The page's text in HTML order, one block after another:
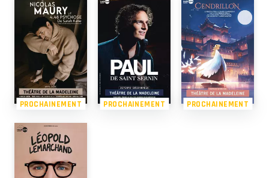
PROCHAINEMENT PROCHAINEMENT PROCHAINEMENT